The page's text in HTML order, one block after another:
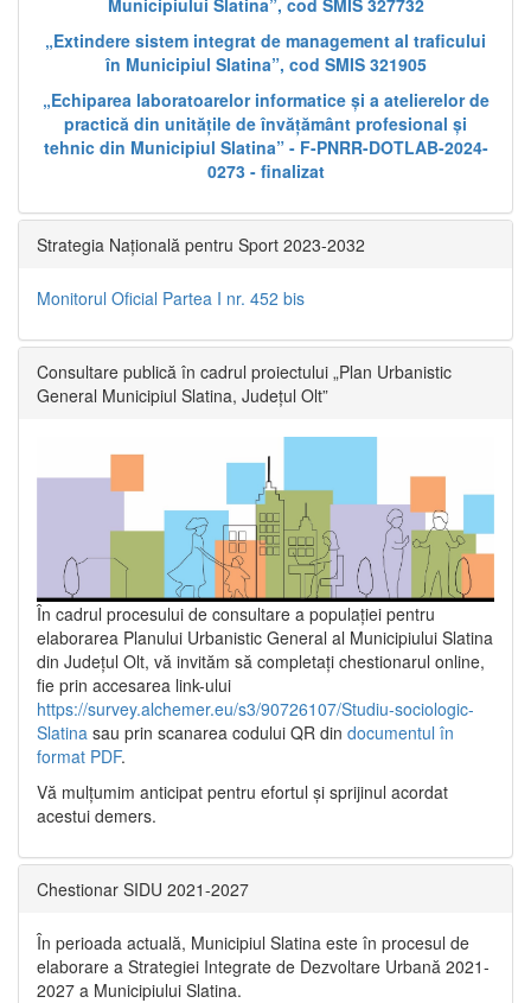
Municipiului Slatina”, cod SMIS 327732
„Extindere sistem integrat de management al traficului
în Municipiul Slatina”, cod SMIS 321905
„Echiparea laboratoarelor informatice și a atelierelor de
practică din unitățile de învățământ profesional și
tehnic din Municipiul Slatina” - F-PNRR-DOTLAB-2024-
0273 - finalizat
Strategia Națională pentru Sport 2023-2032
Monitorul Oficial Partea I nr. 452 bis
Consultare publică în cadrul proiectului „Plan Urbanistic
General Municipiul Slatina, Județul Olt”
În cadrul procesului de consultare a populaţiei pentru
elaborarea Planului Urbanistic General al Municipiului Slatina
din Județul Olt, vă invităm să completați chestionarul online,
fie prin accesarea link-ului
https://survey.alchemer.eu/s3/90726107/Studiu-sociologic-
Slatina sau prin scanarea codului QR din documentul în
format PDF.
Vă mulţumim anticipat pentru efortul şi sprijinul acordat
acestui demers.
Chestionar SIDU 2021-2027
În perioada actuală, Municipiul Slatina este în procesul de
elaborare a Strategiei Integrate de Dezvoltare Urbană 2021‐
2027 a Municipiului Slatina.